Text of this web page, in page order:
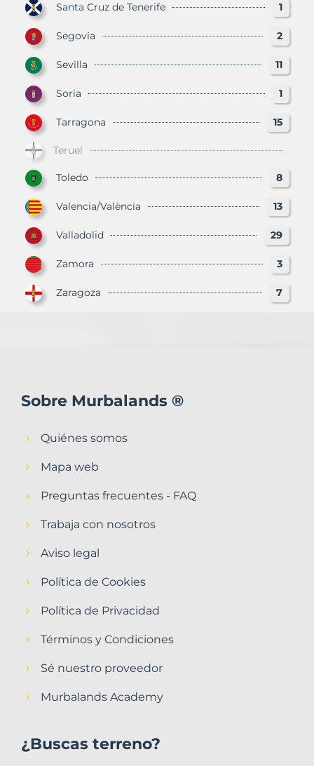
Santa Cruz de Tenerife 1
Segovia 2
Sevilla 11
Soria 1
Tarragona 15
Teruel
Toledo 8
Valencia/València 13
Valladolid 29
Zamora 3
Zaragoza 7
Sobre Murbalands ®
Quiénes somos
Mapa web
Preguntas frecuentes - FAQ
Trabaja con nosotros
Aviso legal
Política de Cookies
Política de Privacidad
Términos y Condiciones
Sé nuestro proveedor
Murbalands Academy
¿Buscas terreno?